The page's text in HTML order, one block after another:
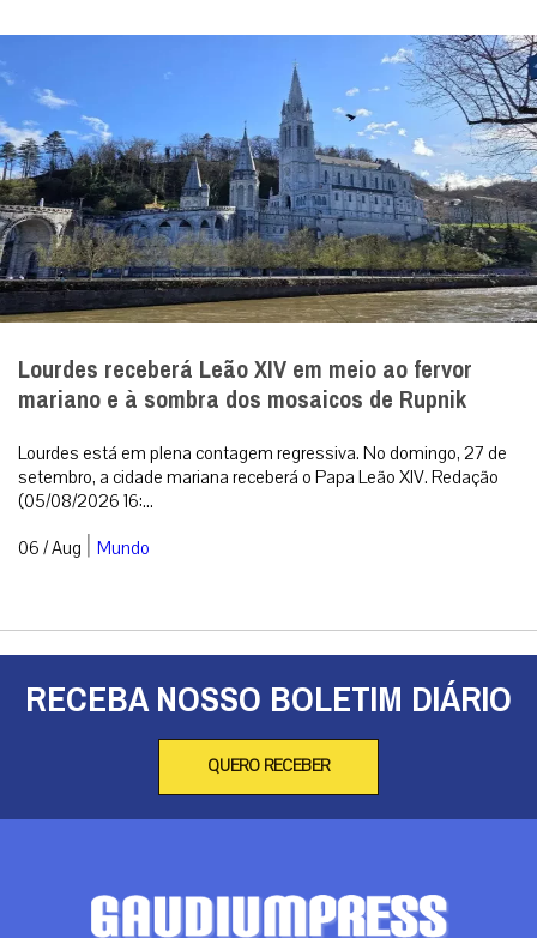
Lourdes receberá Leão XIV em meio ao fervor
mariano e à sombra dos mosaicos de Rupnik
Lourdes está em plena contagem regressiva. No domingo, 27 de
setembro, a cidade mariana receberá o Papa Leão XIV. Redação
(05/08/2026 16:...
06 / Aug | Mundo
RECEBA NOSSO BOLETIM DIÁRIO
QUERO RECEBER